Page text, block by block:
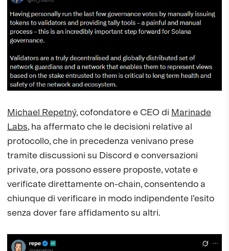
Michael Repetný, cofondatore e CEO di Marinade
Labs, ha affermato che le decisioni relative al
protocollo, che in precedenza venivano prese
tramite discussioni su Discord e conversazioni
private, ora possono essere proposte, votate e
verificate direttamente on-chain, consentendo a
chiunque di verificare in modo indipendente l’esito
senza dover fare affidamento su altri.